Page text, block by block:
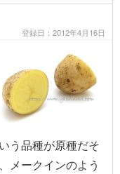
登録日：2012年4月16日
う品種が原種だそ
メークインのよう